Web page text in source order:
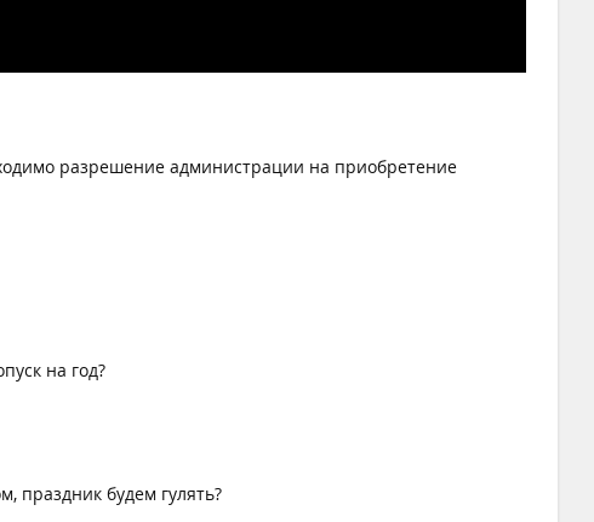
разрешение администрации на приобретение
на год?
праздник будем гулять?